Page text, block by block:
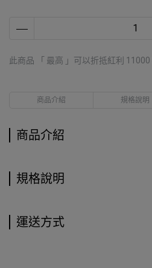
此商品 「 最高 」可以折抵紅利 11000
商品介紹 規格說明
商品介紹
規格說明
運送方式